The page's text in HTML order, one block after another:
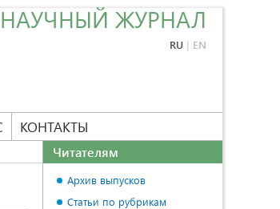
ЖУРНАЛ
RU | EN
КОНТАКТЫ
Читателям
Архив выпусков
Статьи по рубрикам